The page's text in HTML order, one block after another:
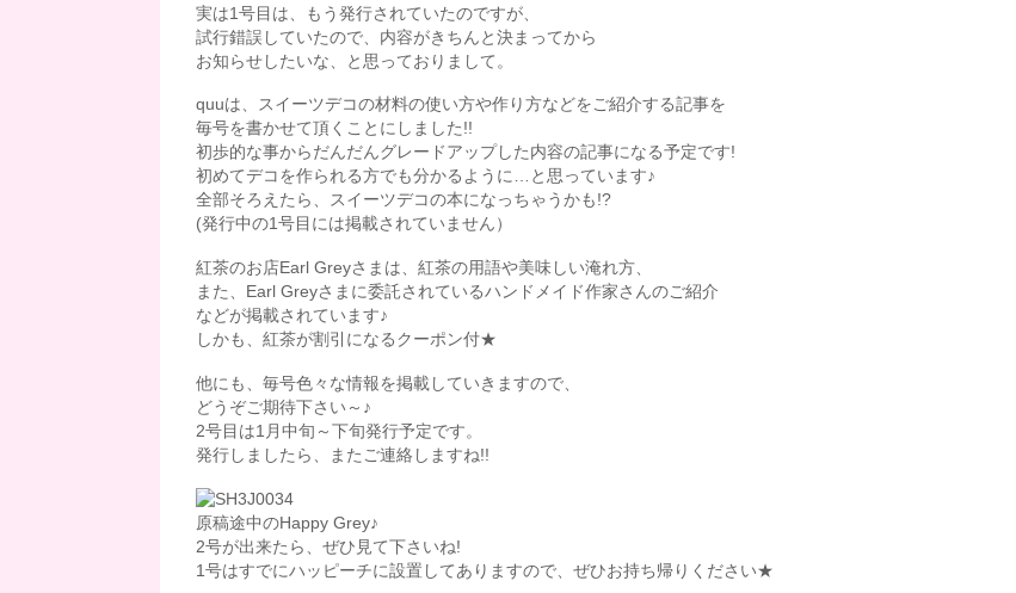
実は1号目は、もう発行されていたのですが、
試行錯誤していたので、内容がきちんと決まってから
お知らせしたいな、と思っておりまして。
quuは、スイーツデコの材料の使い方や作り方などをご紹介する記事を
毎号を書かせて頂くことにしました!!
初歩的な事からだんだんグレードアップした内容の記事になる予定です!
初めてデコを作られる方でも分かるように…と思っています♪
全部そろえたら、スイーツデコの本になっちゃうかも!?
(発行中の1号目には掲載されていません）
紅茶のお店Earl Greyさまは、紅茶の用語や美味しい淹れ方、
また、Earl Greyさまに委託されているハンドメイド作家さんのご紹介
などが掲載されています♪
しかも、紅茶が割引になるクーポン付★
他にも、毎号色々な情報を掲載していきますので、
どうぞご期待下さい～♪
2号目は1月中旬～下旬発行予定です。
発行しましたら、またご連絡しますね!!
原稿途中のHappy Grey♪
2号が出来たら、ぜひ見て下さいね!
1号はすでにハッピーチに設置してありますので、ぜひお持ち帰りください★